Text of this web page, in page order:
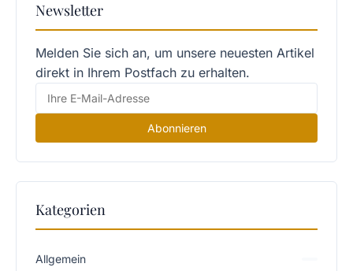
Newsletter
Melden Sie sich an, um unsere neuesten Artikel
direkt in Ihrem Postfach zu erhalten.
Abonnieren
Kategorien
Allgemein